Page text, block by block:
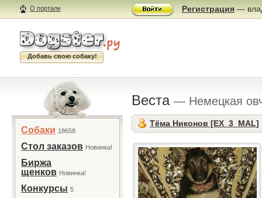
О портале Регистрация —
Добавь свою собаку!
Собаки 18658
Стол заказов Новинка!
Биржа
щенков Новинка!
Конкурсы 5
Веста — Немецкая
Тёма Никонов [EX_3_MAL]